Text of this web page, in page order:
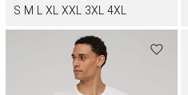
S M XL XXL 3XL 4XL